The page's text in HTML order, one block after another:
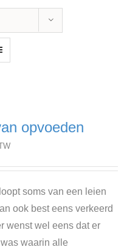
opvoeden
soms van een leien
ook best eens verkeerd
wenst wel eens dat er
waarin alle